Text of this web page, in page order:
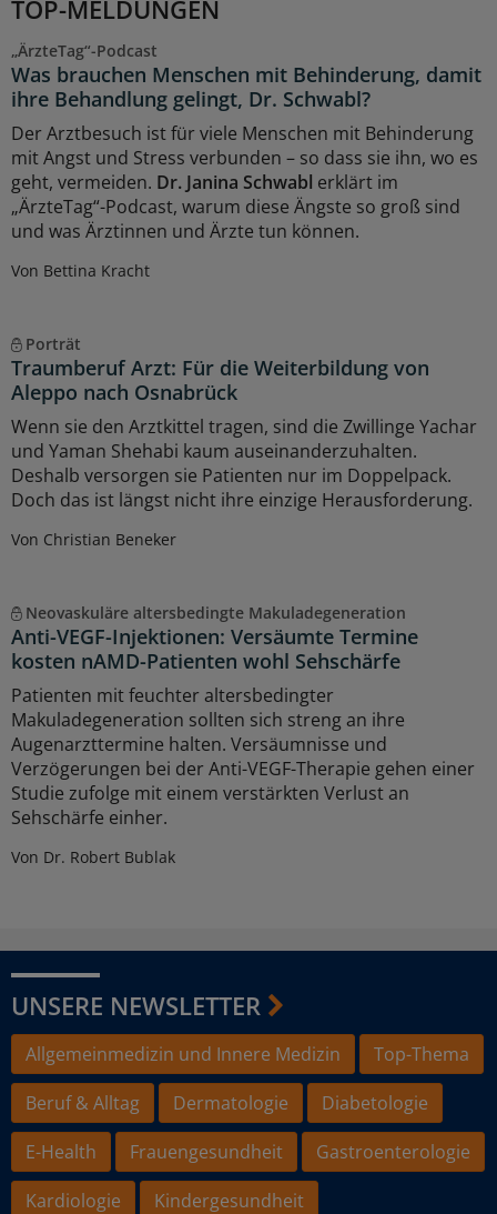
TOP-MELDUNGEN
„ÄrzteTag“-Podcast
Was brauchen Menschen mit Behinderung, damit
ihre Behandlung gelingt, Dr. Schwabl?
Der Arztbesuch ist für viele Menschen mit Behinderung
mit Angst und Stress verbunden – so dass sie ihn, wo es
geht, vermeiden. Dr. Janina Schwabl erklärt im
„ÄrzteTag“-Podcast, warum diese Ängste so groß sind
und was Ärztinnen und Ärzte tun können.
Von Bettina Kracht
Porträt
Traumberuf Arzt: Für die Weiterbildung von
Aleppo nach Osnabrück
Wenn sie den Arztkittel tragen, sind die Zwillinge Yachar
und Yaman Shehabi kaum auseinanderzuhalten.
Deshalb versorgen sie Patienten nur im Doppelpack.
Doch das ist längst nicht ihre einzige Herausforderung.
Von Christian Beneker
Neovaskuläre altersbedingte Makuladegeneration
Anti-VEGF-Injektionen: Versäumte Termine
kosten nAMD-Patienten wohl Sehschärfe
Patienten mit feuchter altersbedingter
Makuladegeneration sollten sich streng an ihre
Augenarzttermine halten. Versäumnisse und
Verzögerungen bei der Anti-VEGF-Therapie gehen einer
Studie zufolge mit einem verstärkten Verlust an
Sehschärfe einher.
Von Dr. Robert Bublak
UNSERE NEWSLETTER
Allgemeinmedizin und Innere Medizin
Top-Thema
Beruf & Alltag
Dermatologie
Diabetologie
E-Health
Frauengesundheit
Gastroenterologie
Kardiologie
Kindergesundheit